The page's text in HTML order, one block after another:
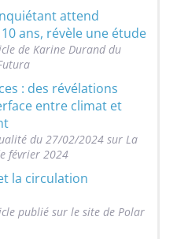
attend
10 ans, révèle une étude
de Karine Durand du
: des révélations
entre climat et
du 27/02/2024 sur La
février 2024
la circulation
publié sur le site de Polar